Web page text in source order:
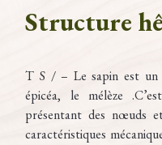
Structure
T S / – Le sapin est un
épicéa, le mélèze
présentant des nœuds
caractéristiques